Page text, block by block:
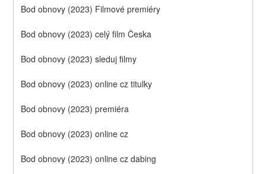
Bod obnovy (2023) Filmové premiéry
Bod obnovy (2023) celý film Česka
Bod obnovy (2023) sleduj filmy
Bod obnovy (2023) online cz titulky
Bod obnovy (2023) premiéra
Bod obnovy (2023) online cz
Bod obnovy (2023) online cz dabing